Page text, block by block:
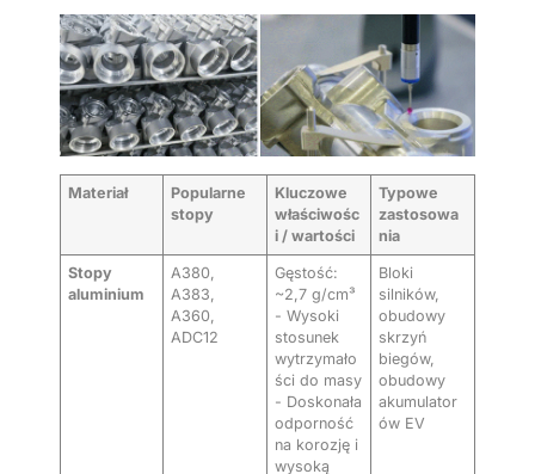
Materiał
Popularne
stopy
Kluczowe
właściwośc
i / wartości
Typowe
zastosowa
nia
Stopy
aluminium
A380,
A383,
A360,
ADC12
Gęstość:
~2,7 g/cm³
- Wysoki
stosunek
wytrzymało
ści do masy
- Doskonała
odporność
na korozję i
wysoką
Bloki
silników,
obudowy
skrzyń
biegów,
obudowy
akumulator
ów EV